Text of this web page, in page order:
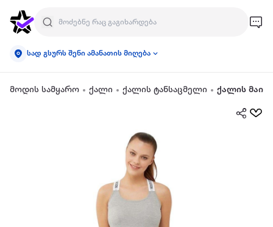
სად გსურს შენი ამანათის მიღება
მოდის სამყარო ქალი ქალის ტანსაცმელი ქალის